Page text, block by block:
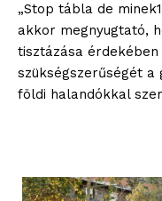
„Stop tábla de
akkor megnyugtató,
tisztázása
szükségszerűségét
földi halandókkal